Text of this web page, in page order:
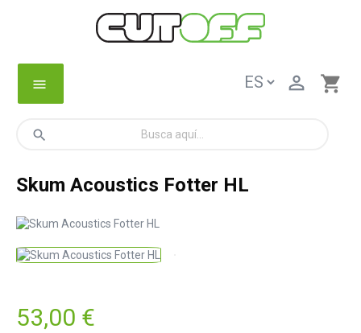
menu shopping_cart

search
Skum Acoustics Fotter HL
53,00 €